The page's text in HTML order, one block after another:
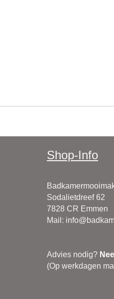
Shop-Info
Sodalietdreef 62
7828 CR Emmen
Mail :
Advies nodig?
(Op werkdagen